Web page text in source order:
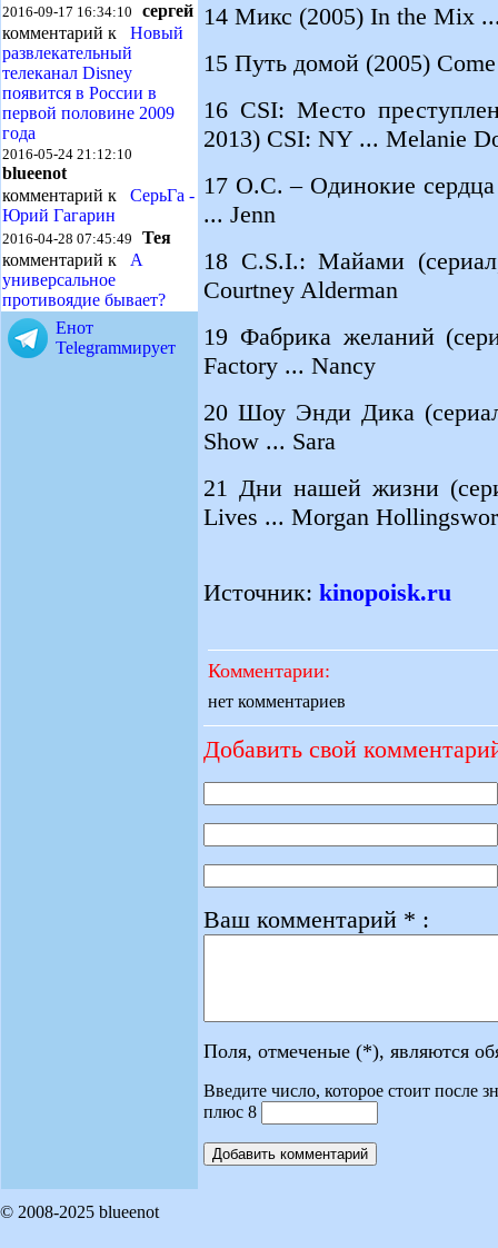
2016-09-17 16:34:10 сергей
комментарий к Новый
развлекательный
телеканал Disney
появится в России в
первой половине 2009
года
2016-05-24 21:12:10
blueenot
комментарий к СерьГа -
Юрий Гагарин
2016-04-28 07:45:49 Тея
комментарий к А
универсальное
противоядие бывает?
Енот
Telegramмирует
14 Микс (2005) In the Mix
15 Путь домой (2005)
16 CSI: Место
2013) CSI: NY ... Melanie
17 О.С. – Одинокие
... Jenn
18 C.S.I.: Майами
Courtney Alderman
19 Фабрика желаний
Factory ... Nancy
20 Шоу Энди Дика
Show ... Sara
21 Дни нашей жизни
Lives ... Morgan
Источник: kinopoisk.ru
Комментарии:
нет комментариев
Добавить свой
Ваш комментарий * :
Поля, отмеченые (*), являются
Введите число, которое стоит после
плюс 8
© 2008-2025 blueenot